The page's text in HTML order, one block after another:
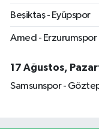
Beşiktaş - Eyüpspor
Amed - Erzurumspor
17 Ağustos,
Samsunspor -